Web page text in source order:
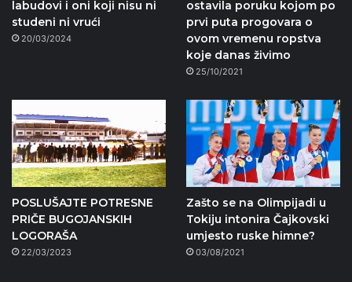
labudovi i oni koji nisu ni
studeni ni vrući
20/03/2024
ostavila poruku kojom po
prvi puta progovara o
ovom vremenu ropstva
koje danas živimo
25/10/2021
POSLUŠAJTE POTRESNE
PRIČE BUGOJANSKIH
LOGORAŠA
22/03/2023
Zašto se na Olimpijadi u
Tokiju intonira Čajkovski
umjesto ruske himne?
03/08/2021